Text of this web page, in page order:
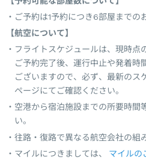
ご予約は1予約につき6部屋までの
【航空について】
フライトスケジュールは、現時点
ご予約完了後、運行中止や発着時
ございますので、必ず、最新のス
ページにてご確認ください。
空港から宿泊施設までの所要時間
い。
往路・復路で異なる航空会社の組
マイルにつきましては、
マイルの